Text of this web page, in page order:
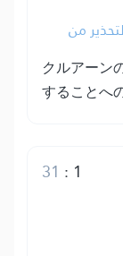
من
クルアーン
することへ
1
:
31